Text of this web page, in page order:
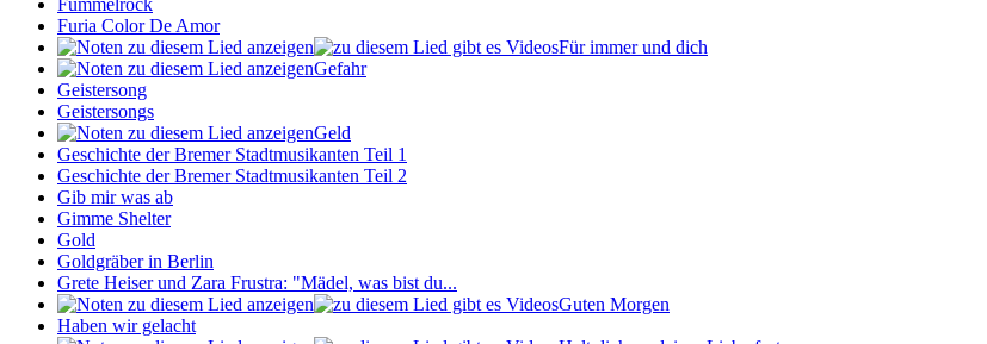
Furia Color De Amor
Für immer und dich
Gefahr
Geistersong
Geistersongs
Geld
Geschichte der Bremer Stadtmusikanten Teil 1
Geschichte der Bremer Stadtmusikanten Teil 2
Gib mir was ab
Gimme Shelter
Gold
Goldgräber in Berlin
Grete Heiser und Zara Frustra: "Mädel, was bist du...
Guten Morgen
Haben wir gelacht